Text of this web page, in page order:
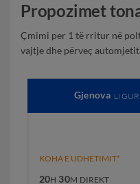
Propozimet
Çmimi per 1 të rritur në
vajtje dhe përveç automjetit.
Gjenova
KOHA E UDHËTIMIT*
20H 30M DIREKT